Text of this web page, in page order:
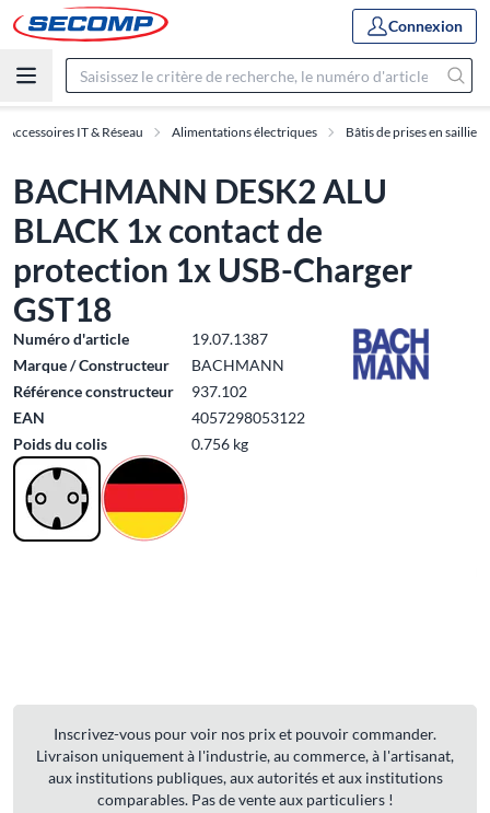
Connexion
Accessoires IT & Réseau Alimentations électriques Bâtis de prises en saillie
BACHMANN DESK2 ALU
BLACK 1x contact de
protection 1x USB-Charger
GST18
Numéro d'article
19.07.1387
Marque / Constructeur
BACHMANN
Référence constructeur
937.102
EAN
4057298053122
Poids du colis
0.756 kg
Inscrivez-vous pour voir nos prix et pouvoir commander.
Livraison uniquement à l'industrie, au commerce, à l'artisanat,
aux institutions publiques, aux autorités et aux institutions
comparables. Pas de vente aux particuliers !